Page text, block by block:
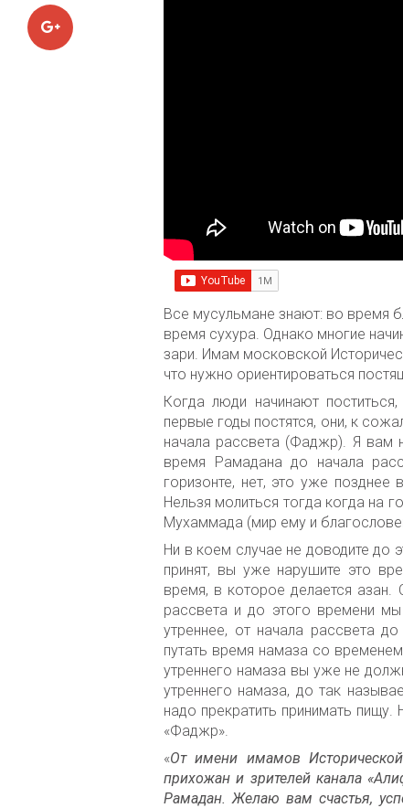
Google+
Все мусульмане знают: во время
время сухура. Однако многие
зари. Имам московской
что нужно ориентироваться
Когда люди начинают
первые годы постятся, они, к
начала рассвета (Фаджр). Я вам
время Рамадана до начала
горизонте, нет, это уже позднее
Нельзя молиться тогда когда на
Мухаммада (мир ему и
Ни в коем случае не доводите до
принят, вы уже нарушите это
время, в которое делается азан.
рассвета и до этого времени
утреннее, от начала рассвета
путать время намаза со
утреннего намаза вы уже не
утреннего намаза, до так
надо прекратить принимать
«Фаджр».
«От имени имамов
прихожан и зрителей канала
Рамадан. Желаю вам счастья,